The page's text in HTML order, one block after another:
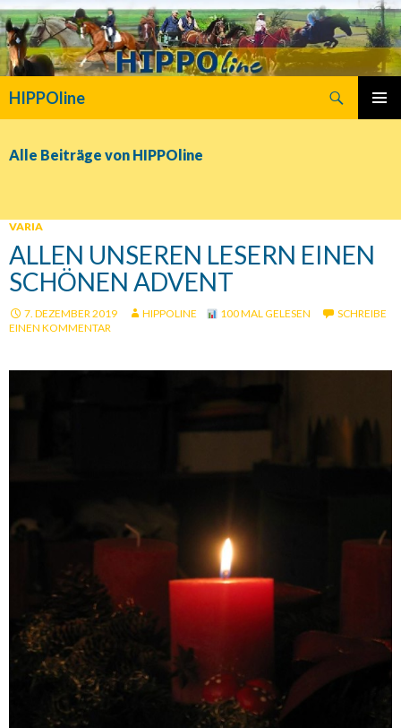
HIPPOline
INHALT
Alle Beiträge von HIPPOline
VARIA
ALLEN UNSEREN LESERN EINEN
SCHÖNEN ADVENT
7. DEZEMBER 2019 HIPPOLINE 100 MAL GELESEN
SCHREIBE
EINEN KOMMENTAR